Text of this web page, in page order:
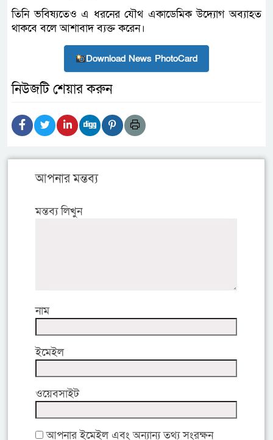
তিনি ভবিষ্যতেও এ ধরনের যৌথ একাডেমিক উদ্যোগ অব্যাহত
থাকবে বলে আশাবাদ ব্যক্ত করেন।
Download News PhotoCard
নিউজটি শেয়ার করুন
আপনার মন্তব্য
মন্তব্য লিখুন
নাম
ইমেইল
ওয়েবসাইট
আপনার ইমেইল এবং অন্যান্য তথ্য সংরক্ষন